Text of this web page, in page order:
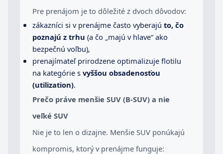
Pre prenájom je to dôležité z dvoch dôvodov:
zákazníci si v prenájme často vyberajú to, čo
poznajú z trhu (a čo „majú v hlave“ ako
bezpečnú voľbu),
prenajímateľ prirodzene optimalizuje flotilu
na kategórie s vyššou obsadenosťou
(utilization).
Prečo práve menšie SUV (B-SUV) a nie
veľké SUV
Nie je to len o dizajne. Menšie SUV ponúkajú
kompromis, ktorý v prenájme funguje: